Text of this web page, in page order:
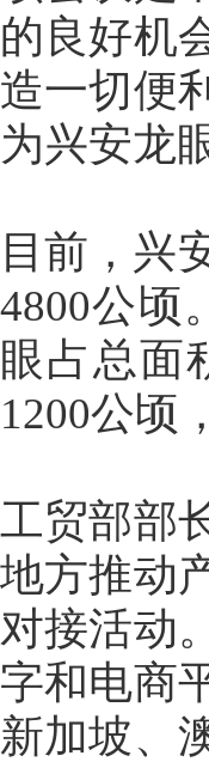
的良好机
造一切便
为兴安龙
目前，兴
4800公顷
眼占总面
1200公顷
工贸部部
地方推动
对接活动
字和电商
新加坡、